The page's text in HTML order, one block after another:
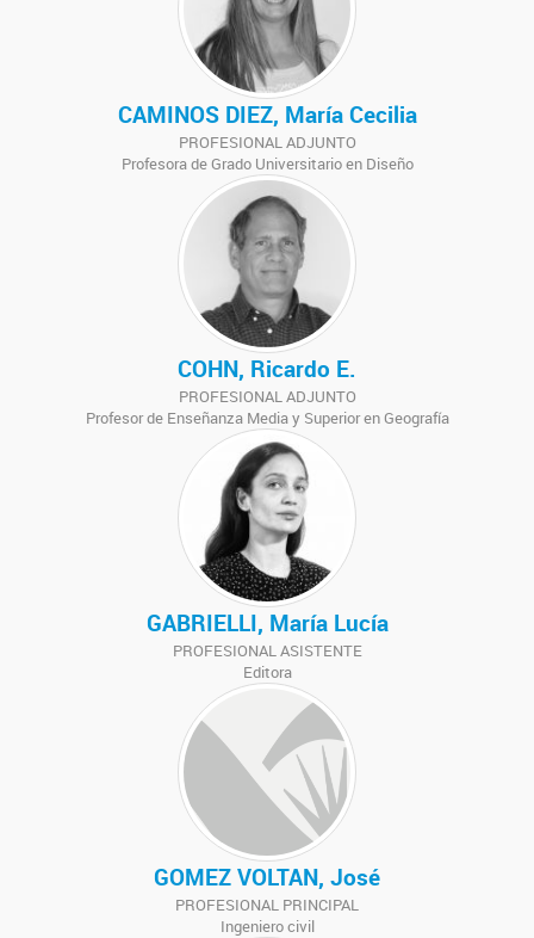
CAMINOS DIEZ, María Cecilia
PROFESIONAL ADJUNTO
Profesora de Grado Universitario en Diseño
COHN, Ricardo E.
PROFESIONAL ADJUNTO
Profesor de Enseñanza Media y Superior en Geografía
GABRIELLI, María Lucía
PROFESIONAL ASISTENTE
Editora
GOMEZ VOLTAN, José
PROFESIONAL PRINCIPAL
Ingeniero civil